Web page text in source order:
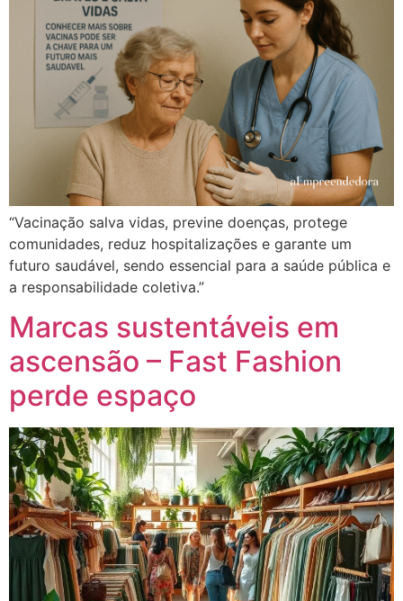
“Vacinação salva vidas, previne doenças, protege
comunidades, reduz hospitalizações e garante um
futuro saudável, sendo essencial para a saúde pública e
a responsabilidade coletiva.”
Marcas sustentáveis em
ascensão – Fast Fashion
perde espaço